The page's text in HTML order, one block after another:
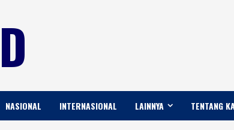
NASIONAL INTERNASIONAL LAINNYA TENTANG